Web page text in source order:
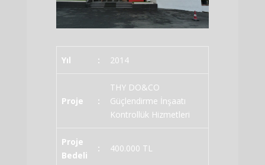
Yıl : 2014
Proje :
THY DO&CO
Güçlendirme İnşaatı
Kontrollük Hizmetleri
Proje
Bedeli
: 400.000 TL